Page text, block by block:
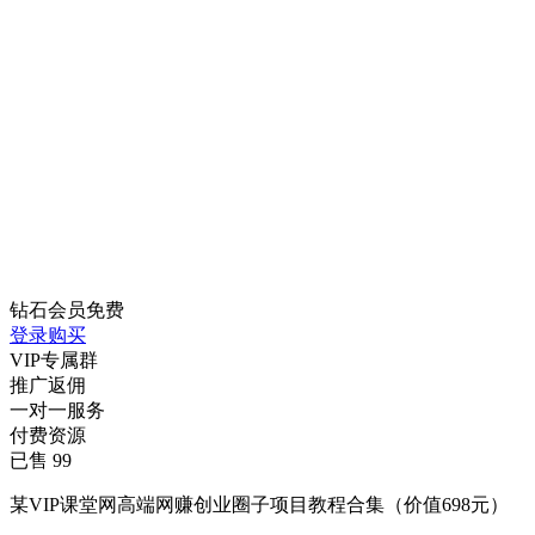
钻石会员免费
登录购买
VIP专属群
推广返佣
一对一服务
付费资源
已售 99
某VIP课堂网高端网赚创业圈子项目教程合集（价值698元）